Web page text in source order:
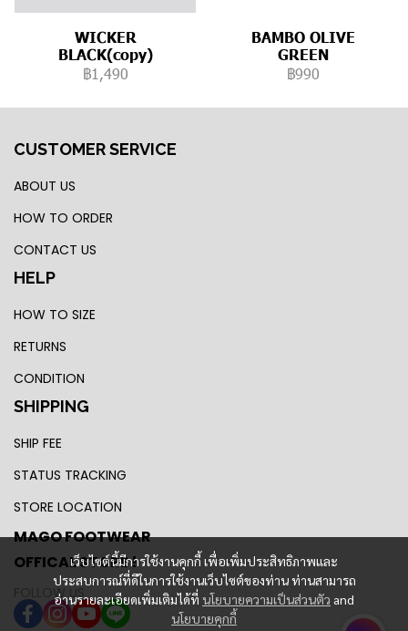
WICKER
BLACK(copy)
฿1,490
BAMBO OLIVE
GREEN
฿990
เว็บไซต์นี้มีการใช้งานคุกกี้ เพื่อเพิ่มประสิทธิภาพและ
ประสบการณ์ที่ดีในการใช้งานเว็บไซต์ของท่าน ท่านสามารถ
อ่านรายละเอียดเพิ่มเติมได้ที่ นโยบายความเป็นส่วนตัว and
นโยบายคุกกี้
CUSTOMER SERVICE
ABOUT US
HOW TO ORDER
CONTACT US
HELP
HOW TO SIZE
RETURNS
CONDITION
SHIPPING
SHIP FEE
STATUS TRACKING
STORE LOCATION
MAGO FOOTWEAR
OFFICAL STORE !
FOLLOW US